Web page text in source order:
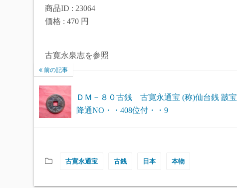
商品ID : 23064
価格 : 470 円
古寛永泉志を参照
前の記事
ＤＭ－８０古銭 古寛永通宝 (称)仙台銭 跛宝
降通NO・・408位付・・9
古寛永通宝 古銭 日本 本物